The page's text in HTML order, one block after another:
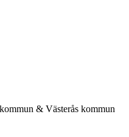
& Västerås kommun